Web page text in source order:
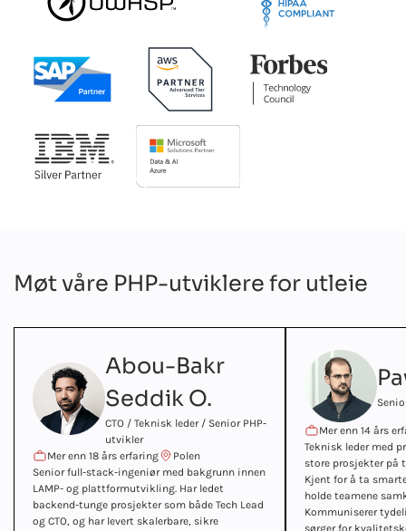
Møt våre PHP-utviklere for utleie
Abou-Bakr
Seddik O.
CTO / Teknisk leder / Senior PHP-
utvikler
Mer enn 18 års erfaring
Polen
Senior full-stack-ingeniør med bakgrunn innen
LAMP- og plattformutvikling. Har ledet
backend-tunge prosjekter som både Tech Lead
og CTO, og har levert skalerbare, sikre
Mer enn 14 års
Teknisk leder med
store prosjekter på
Kjent for å ta
holde teamene
Kommuniserer
sørger for